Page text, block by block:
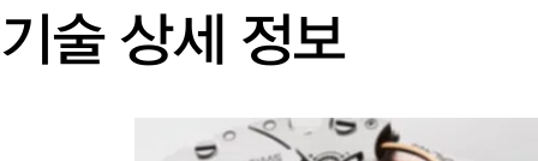
기술 상세 정보